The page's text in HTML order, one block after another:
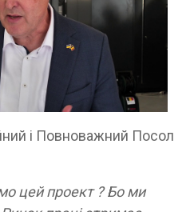
і Повноважний Посол
цей проект ? Бо ми